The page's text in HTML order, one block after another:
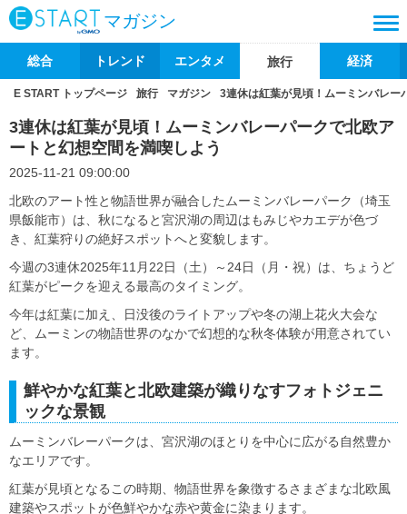
マガジン
総合 トレンド エンタメ 旅行 経済
E START トップページ 旅行 マガジン 3連休は紅葉が見頃！ムーミンバレー
3連休は紅葉が見頃！ムーミンバレーパークで北欧ア
ートと幻想空間を満喫しよう
2025-11-21 09:00:00
北欧のアート性と物語世界が融合したムーミンバレーパーク（埼玉
県飯能市）は、秋になると宮沢湖の周辺はもみじやカエデが色づ
き、紅葉狩りの絶好スポットへと変貌します。
今週の3連休2025年11月22日（土）～24日（月・祝）は、ちょうど
紅葉がピークを迎える最高のタイミング。
今年は紅葉に加え、日没後のライトアップや冬の湖上花火大会な
ど、ムーミンの物語世界のなかで幻想的な秋冬体験が用意されてい
ます。
鮮やかな紅葉と北欧建築が織りなすフォトジェニ
ックな景観
ムーミンバレーパークは、宮沢湖のほとりを中心に広がる自然豊か
なエリアです。
紅葉が見頃となるこの時期、物語世界を象徴するさまざまな北欧風
建築やスポットが色鮮やかな赤や黄金に染まります。